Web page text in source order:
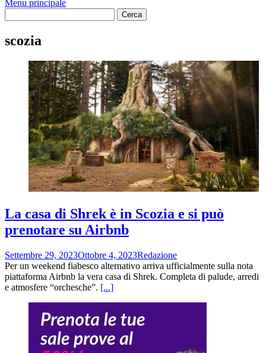
Menu principale
scozia
La casa di Shrek è in Scozia e si può
prenotare su Airbnb
Settembre 29, 2023Ottobre 4, 2023Redazione
Per un weekend fiabesco alternativo arriva ufficialmente sulla nota
piattaforma Airbnb la vera casa di Shrek. Completa di palude, arredi
e atmosfere “orchesche”. [...]